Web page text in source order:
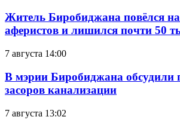
Житель Биробиджана повёлся на
аферистов и лишился почти 50
7 августа 14:00
В мэрии Биробиджана обсудили
засоров канализации
7 августа 13:02